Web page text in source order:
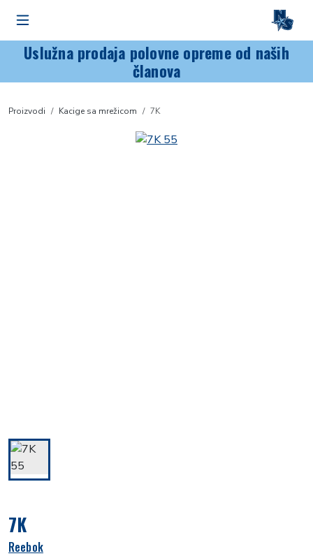
Uslužna prodaja polovne opreme od naših
članova
Proizvodi Kacige sa mrežicom 7K
7K
Reebok